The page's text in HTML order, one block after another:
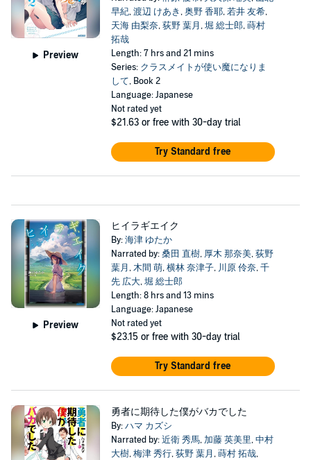
Preview
早紀,渡辺 けあき,奥野 香耶,若井 友希,
天海 由梨奈,荻野 葉月,堀 総士郎,蒔村
拓哉
Length: 7 hrs and 21 mins
Series: クラスメイトが使い魔になりま
して, Book 2
Language: Japanese
Not rated yet
$21.63 or free with 30-day trial
Try Standard free
Preview
ヒイラギエイク
By:海津 ゆたか
Narrated by:桑田 直樹, 厚木 那奈美,荻野
葉月,木間 萌,横林 奈津子, 川原 伶奈,千
先 広大,堀 総士郎
Length: 8 hrs and 13 mins
Language: Japanese
Not rated yet
$23.15 or free with 30-day trial
Try Standard free
勇者に期待した僕がバカでした
By:ハマ カズシ
Narrated by:近衛 秀馬, 加藤 英美里,中村
大樹,梅津 秀行,荻野 葉月,蒔村 拓哉,